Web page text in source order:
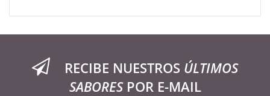
RECIBE NUESTROS ÚLTIMOS
SABORESPOR E-MAIL